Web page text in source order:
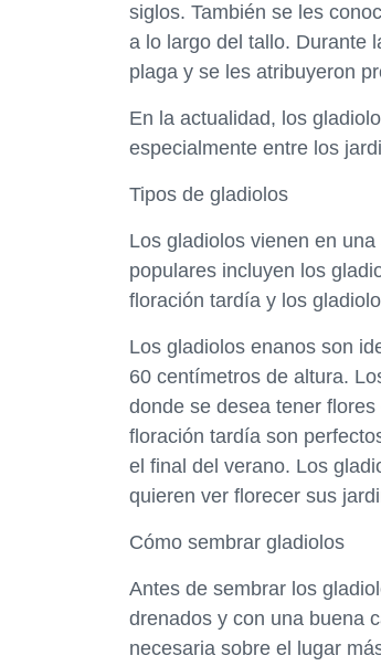
siglos. También se les
a lo largo del tallo. Durante
plaga y se les atribuyeron
En la actualidad, los
especialmente entre los
Tipos de gladiolos
Los gladiolos vienen en
populares incluyen los
floración tardía y los
Los gladiolos enanos son
60 centímetros de altura.
donde se desea tener
floración tardía son
el final del verano. Los
quieren ver florecer sus
Cómo sembrar gladiolos
Antes de sembrar los
drenados y con una buena
necesaria sobre el lugar